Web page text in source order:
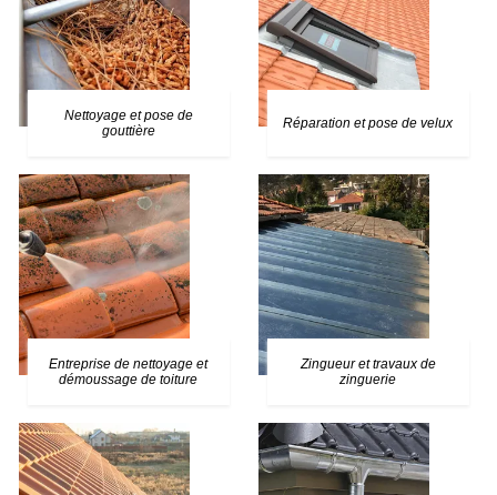
Nettoyage et pose de
gouttière
Réparation et pose de velux
Entreprise de nettoyage et
démoussage de toiture
Zingueur et travaux de
zinguerie